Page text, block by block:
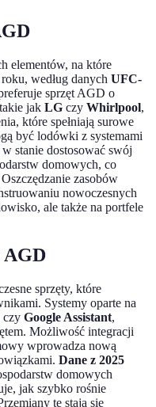
elementów, na które
według danych UFC-
sprzęt AGD o
jak LG czy Whirlpool,
które spełniają surowe
być lodówki z systemami
stanie dostosować swój
domowych, co
zasobów
nowoczesnych
ale także na portfele
AGD
sprzęty, które
Systemy oparte na
czy Google Assistant,
Możliwość integracji
wprowadza nową
Dane z 2025
domowych
jak szybko rośnie
te stają się